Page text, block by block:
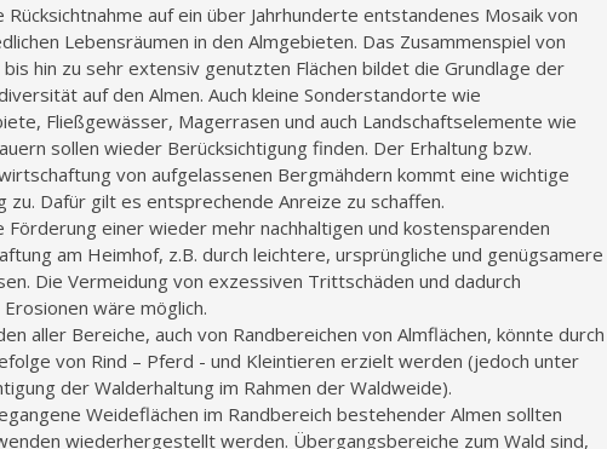
auf ein über Jahrhunderte entstandenes Mosaik von
Lebensräumen in den Almgebieten. Das Zusammenspiel von
hin zu sehr extensiv genutzten Flächen bildet die Grundlage der
auf den Almen. Auch kleine Sonderstandorte wie
Fließgewässer, Magerrasen und auch Landschaftselemente wie
sollen wieder Berücksichtigung finden. Der Erhaltung bzw.
von aufgelassenen Bergmähdern kommt eine wichtige
zu. Dafür gilt es entsprechende Anreize zu schaffen.
Förderung einer wieder mehr nachhaltigen und kostensparenden
am Heimhof, z.B. durch leichtere, ursprüngliche und genügsamere
Die Vermeidung von exzessiven Trittschäden und dadurch
wäre möglich.
aller Bereiche, auch von Randbereichen von Almflächen, könnte durch
von Rind – Pferd - und Kleintieren erzielt werden (jedoch unter
der Walderhaltung im Rahmen der Waldweide).
Weideflächen im Randbereich bestehender Almen sollten
wiederhergestellt werden. Übergangsbereiche zum Wald sind,